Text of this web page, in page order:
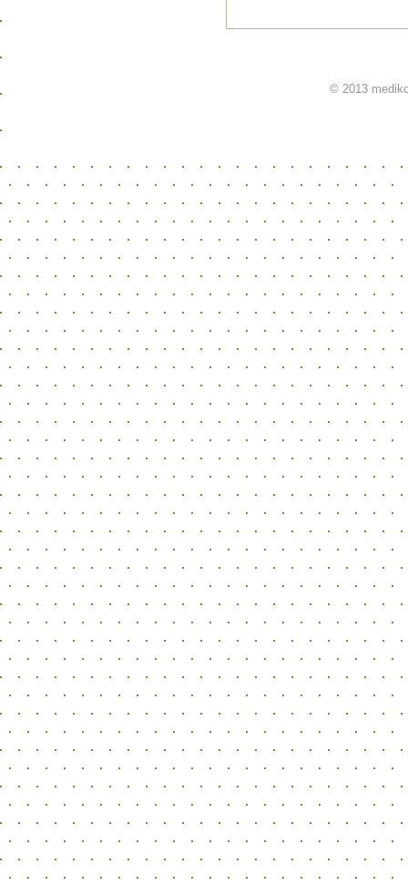
© 2013